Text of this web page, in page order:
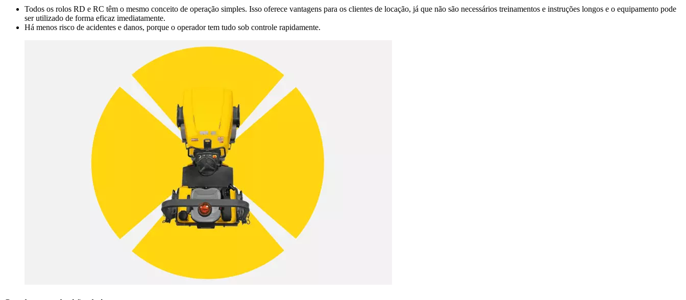
Todos os rolos RD e RC têm o mesmo conceito de operação simples. Isso oferece vantagens para os clientes de locação, já que não são necessários treinamentos e instruções longos e o equipamento pode
ser utilizado de forma eficaz imediatamente.
Há menos risco de acidentes e danos, porque o operador tem tudo sob controle rapidamente.